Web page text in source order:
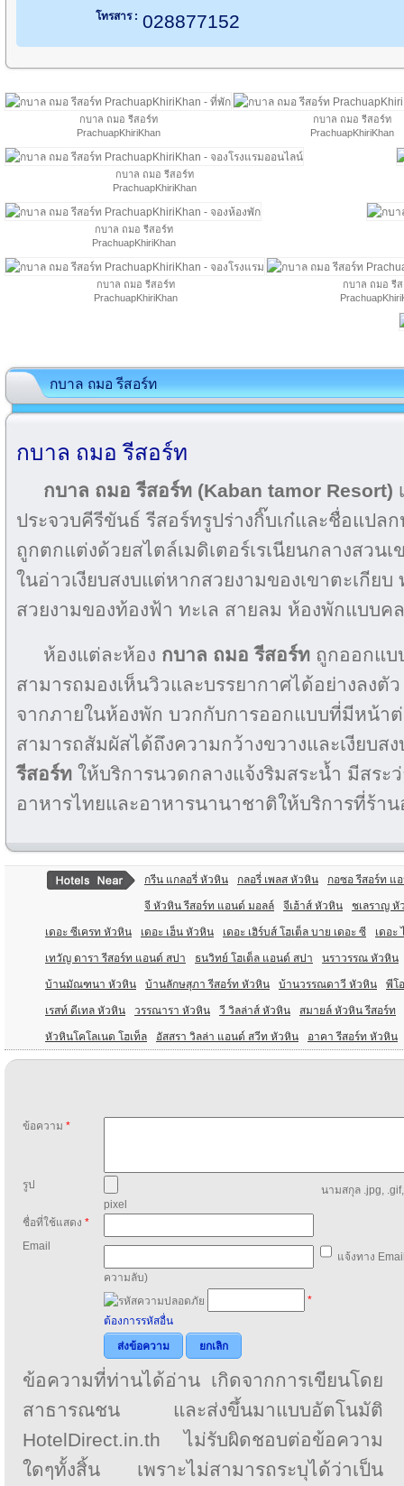
โทรสาร : 028877152
กบาล ถมอ รีสอร์ท
PrachuapKhiriKhan
กบาล ถมอ รีสอร์ท
PrachuapKhiriKhan
กบาล ถมอ รีสอร์ท
PrachuapKhiriKhan
กบาล ถมอ รีสอร์ท
PrachuapKhiriKhan
กบาล ถมอ รีสอร์ท
PrachuapKhiriKhan
กบาล ถมอ รี
กบาล ถมอ รีสอร์ท
กบาล ถมอ รีสอร์ท
กบาล ถมอ รีสอร์ท (Kaban tamor Resort)
ประจวบคีรีขันธ์ รีสอร์ทรูปร่างกิ๊บเก๋และชื่อแปล
ถูกตกแต่งด้วยสไตล์เมดิเตอร์เรเนียนกลางสวน
ในอ่าวเงียบสงบแต่หากสวยงามของเขาตะเกีย
สวยงามของท้องฟ้า ทะเล สายลม ห้องพักแบบค
ห้องแต่ละห้อง กบาล ถมอ รีสอร์ท ถูกออกแบ
สามารถมองเห็นวิวและบรรยากาศได้อย่างลงตั
จากภายในห้องพัก บวกกับการออกแบบที่มีหน้า
สามารถสัมผัสได้ถึงความกว้างขวางและเงียบส
รีสอร์ท ให้บริการนวดกลางแจ้งริมสระน้ำ มีสระ
อาหารไทยและอาหารนานาชาติให้บริการที่ร้าน
กรีน แกลอรี่ หัวหิน กลอรี่ เพลส หัวหิน กอซอ รีสอร์ท แ
จี หัวหิน รีสอร์ท แอนด์ มอลล์ จีเฮ้าส์ หัวหิน ชเลราญ หั
เดอะ ซีเครท หัวหิน เดอะ เฮ็น หัวหิน เดอะ เฮิร์บส์ โฮเต็ล บาย เดอะ ซี เดอะ
เทวัญ ดารา รีสอร์ท แอนด์ สปา ธนวิทย์ โฮเต็ล แอนด์ สปา นราวรรณ หัวหิน
บ้านมัณฑนา หัวหิน บ้านลักษสุภา รีสอร์ท หัวหิน บ้านวรรณดาวี หัวหิน พีโ
เรสท์ ดีเทล หัวหิน วรรณารา หัวหิน วี วิลล่าส์ หัวหิน สมายล์ หัวหิน รีสอร์ท
หัวหินโคโลเนด โฮเท็ล อัสสรา วิลล่า แอนด์ สวีท หัวหิน อาคา รีสอร์ท หัวหิน
ข้อความ *
รูป
นามสกุล .jpg,
pixel
ชื่อที่ใช้แสดง *
Email
แจ้งทาง
ความลับ)
*
ต้องการรหัสอื่น
ส่งข้อความ
ยกเลิก
ข้อความที่ท่านได้อ่าน เกิดจากการเขียนโดย
สาธารณชน และส่งขึ้นมาแบบอัตโนมัติ
HotelDirect.in.th ไม่รับผิดชอบต่อข้อความ
ใดๆทั้งสิ้น เพราะไม่สามารถระบุได้ว่าเป็น